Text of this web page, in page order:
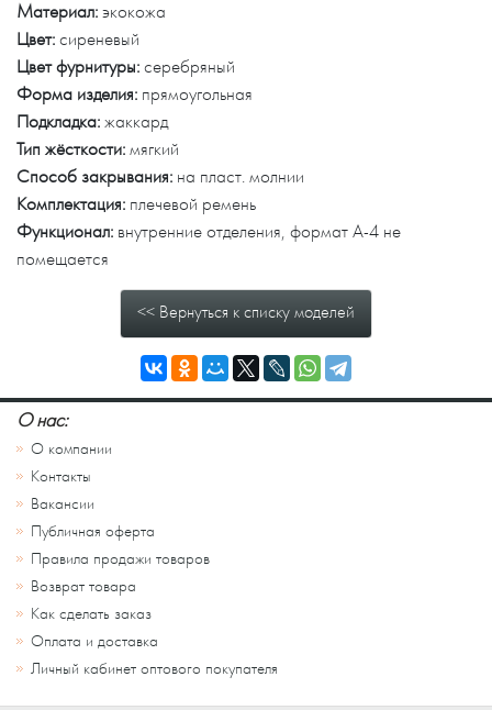
Материал: экокожа
Цвет: сиреневый
Цвет фурнитуры: серебряный
Форма изделия: прямоугольная
Подкладка: жаккард
Тип жёсткости: мягкий
Способ закрывания: на пласт. молнии
Комплектация: плечевой ремень
Функционал: внутренние отделения, формат А-4 не
помещается
<< Вернуться к списку моделей
О нас:
О компании
Контакты
Вакансии
Публичная оферта
Правила продажи товаров
Возврат товара
Как сделать заказ
Оплата и доставка
Личный кабинет оптового покупателя